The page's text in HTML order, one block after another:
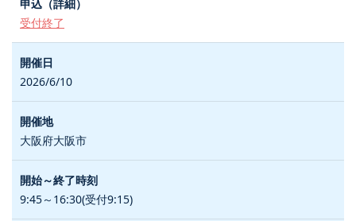
受付終了
2026/6/10
大阪府大阪市
9:45～16:30(受付9:15)